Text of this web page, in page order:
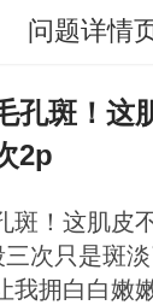
问题详情
孔斑！这
2p
斑！这肌皮
次只是斑
我拥白白嫩